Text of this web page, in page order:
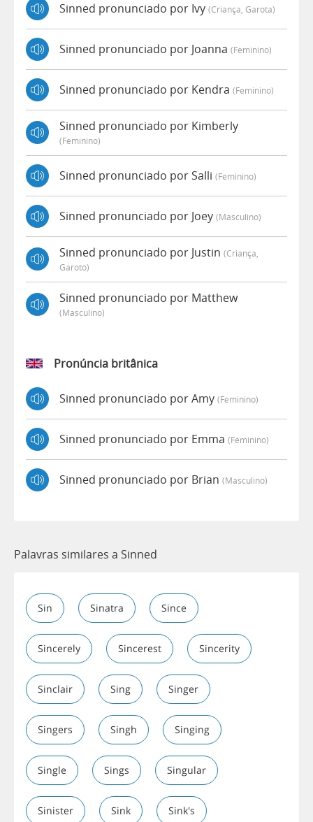
Sinned pronunciado por Ivy (criança, Garota)
Sinned pronunciado por Joanna (feminino)
Sinned pronunciado por Kendra (feminino)
Sinned pronunciado por Kimberly
(feminino)
Sinned pronunciado por Salli (feminino)
Sinned pronunciado por Joey (masculino)
Sinned pronunciado por Justin (criança,
Garoto)
Sinned pronunciado por Matthew
(masculino)
Pronúncia britânica
Sinned pronunciado por Amy (feminino)
Sinned pronunciado por Emma (feminino)
Sinned pronunciado por Brian (masculino)
Palavras similares a Sinned
Sin Sinatra Since
Sincerely Sincerest Sincerity
Sinclair Sing Singer
Singers Singh Singing
Single Sings Singular
Sinister Sink Sink's